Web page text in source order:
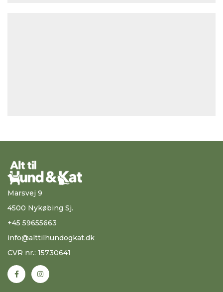
Marsvej 9
4500 Nykøbing Sj.
+45 59655663
info@alttilhundogkat.dk
CVR nr.: 15730641